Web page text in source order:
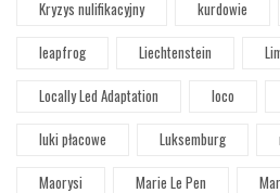
Kryzys nulifikacyjny
kurdowie
leapfrog
Liechtenstein
Locally Led Adaptation
loco
luki płacowe
Luksemburg
Maorysi
Marie Le Pen